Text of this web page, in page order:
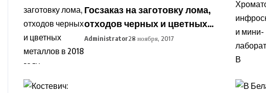
Госзаказ на заготовку лома,
отходов черных и цветных
металлов в 2018 году
Administrator28 ноября, 2017